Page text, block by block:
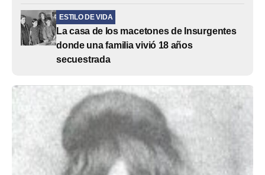
ESTILO DE VIDA
La casa de los macetones de Insurgentes
donde una familia vivió 18 años
secuestrada